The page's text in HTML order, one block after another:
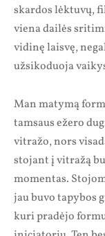
skardos lėktuvų,
viena dailės
vidinę laisvę,
užsikoduoja
Man matymą
tamsaus ežero
vitražo, nors
stojant į vitražą
momentas.
jau buvo tapybos
kuri pradėjo